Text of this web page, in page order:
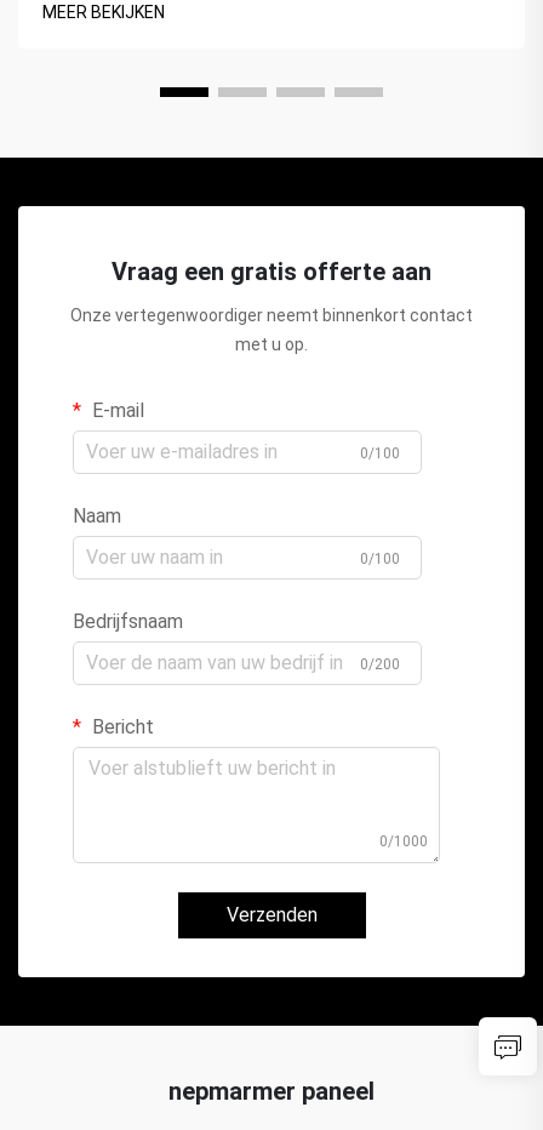
MEER BEKIJKEN
Vraag een gratis offerte aan
Onze vertegenwoordiger neemt binnenkort contact
met u op.
E-mail
0/100
Naam
0/100
Bedrijfsnaam
0/200
Bericht
0/1000
Verzenden
nepmarmer paneel